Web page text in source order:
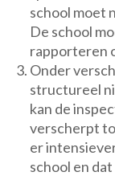
school moet
De school
rapporteren
Onder
structureel
kan de
verscherpt
er
school en